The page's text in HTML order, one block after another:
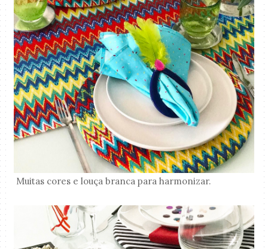
Muitas cores e louça branca para harmonizar.